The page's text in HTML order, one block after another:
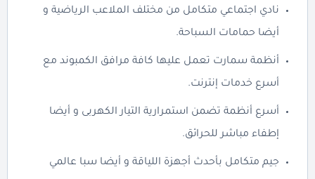
نادي اجتماعي متكامل من مختلف الملاعب الرياضية و
أيضا حمامات السباحة.
أنظمة سمارت تعمل عليها كافة مرافق الكمبوند مع
أسرع خدمات إنترنت.
أسرع أنظمة تضمن استمرارية التيار الكهربى و أيضا
إطفاء مباشر للحرائق.
جيم متكامل بأحدث أجهزة اللياقة و أيضا سبا عالمي